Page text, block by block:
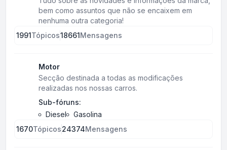
bem como assuntos que não se encaixem em
nenhuma outra categoria!
1991Tópicos18661Mensagens
Motor
Secção destinada a todas as modificações
realizadas nos nossas carros.
Sub-fóruns:
Diesel
Gasolina
1670Tópicos24374Mensagens